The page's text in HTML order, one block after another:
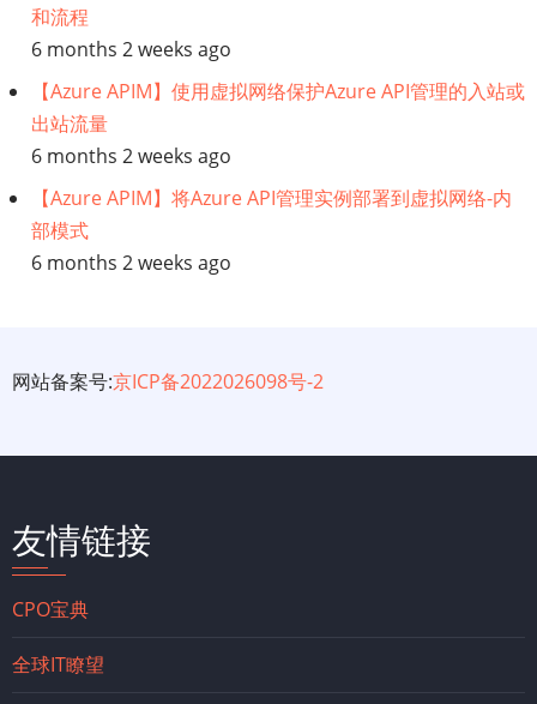
和流程
6 months 2 weeks ago
【Azure APIM】使用虚拟网络保护Azure API管理的入站或
出站流量
6 months 2 weeks ago
【Azure APIM】将Azure API管理实例部署到虚拟网络-内
部模式
6 months 2 weeks ago
网站备案号:京ICP备2022026098号-2
友情链接
CPO宝典
全球IT瞭望